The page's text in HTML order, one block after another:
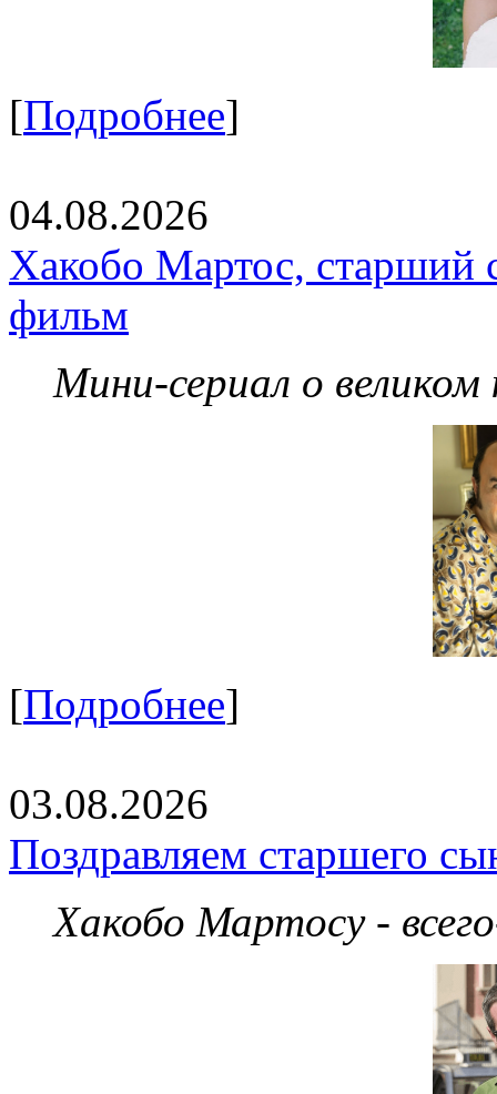
[Подробнее]
04.08.2026
Хакобо Мартос, старший
фильм
Мини-сериал о великом
[Подробнее]
03.08.2026
Поздравляем старшего
Хакобо Мартосу -